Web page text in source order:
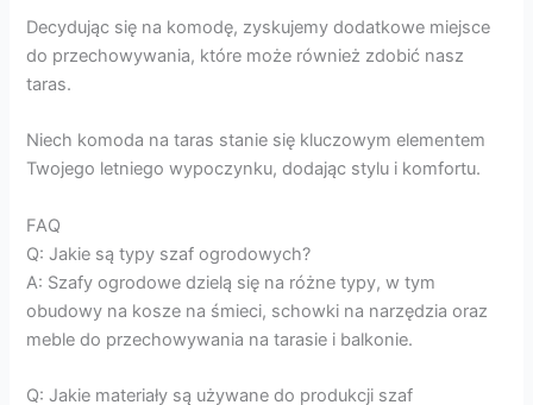
Decydując się na komodę, zyskujemy dodatkowe miejsce
do przechowywania, które może również zdobić nasz
taras.
Niech komoda na taras stanie się kluczowym elementem
Twojego letniego wypoczynku, dodając stylu i komfortu.
FAQ
Q: Jakie są typy szaf ogrodowych?
A: Szafy ogrodowe dzielą się na różne typy, w tym
obudowy na kosze na śmieci, schowki na narzędzia oraz
meble do przechowywania na tarasie i balkonie.
Q: Jakie materiały są używane do produkcji szaf